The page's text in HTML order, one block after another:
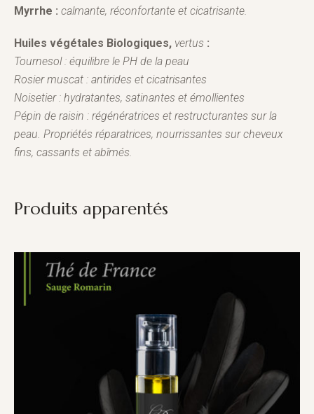
Myrrhe : calmante, réconfortante et cicatrisante.
Huiles végétales Biologiques, vertus :
Tournesol : équilibre le PH de la peau
Rosier muscat : antirides et cicatrisantes
Noisetier : hydratantes, satinantes et émollientes
Pépin de raisin : régénératrices et restructurantes sur la
peau. Propriétés réparatrices, nourrissantes sur cheveux
fins, cassants et abîmés.
Produits apparentés